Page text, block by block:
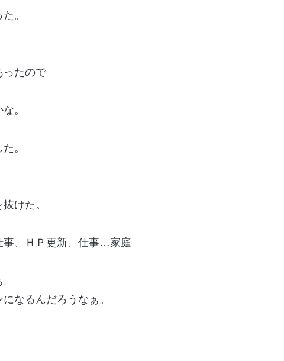
。
たので
。
。
けた。
事、ＨＰ更新、仕事…家庭
なるんだろうなぁ。